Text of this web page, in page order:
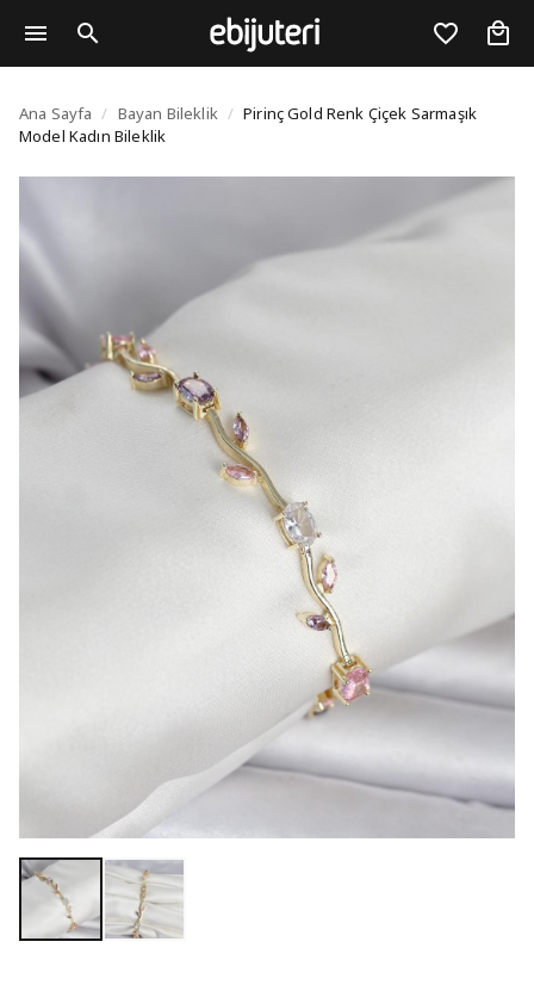
Pirinç Gold Renk
Ana Sayfa / Bayan Bileklik / Pirinç Gold Renk Çiçek Sarmaşık
Model Kadın Bileklik